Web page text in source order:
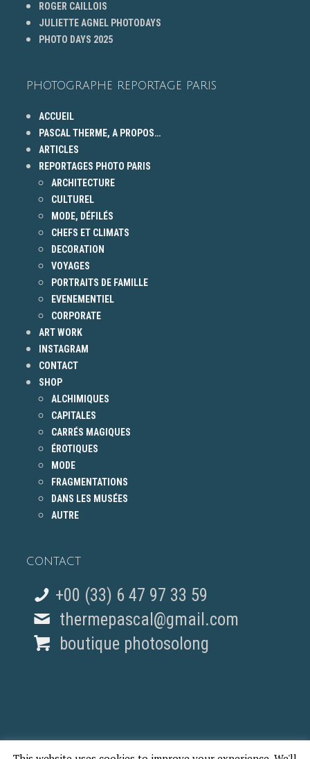
ROGER CAILLOIS
JULIETTE AGNEL PHOTODAYS
PHOTO DAYS 2025
PHOTOGRAPHE REPORTAGE PARIS
ACCUEIL
PASCAL THERME, A PROPOS…
ARTICLES
REPORTAGES PHOTO PARIS
ARCHITECTURE
CULTUREL
MODE, DÉFILÉS
CHEFS ET CLIMATS
DECORATION
VOYAGES
PORTRAITS DE FAMILLE
EVENEMENTIEL
CORPORATE
ART WORK
INSTAGRAM
CONTACT
SHOP
ALCHIMIQUES
CAPITALES
CARRÉS MAGIQUES
ÉROTIQUES
MODE
FRAGMENTATIONS
DANS LES MUSÉES
AUTRE
CONTACT
+00 (33) 6 47 97 33 59
thermepascal@gmail.com
boutique photosolong